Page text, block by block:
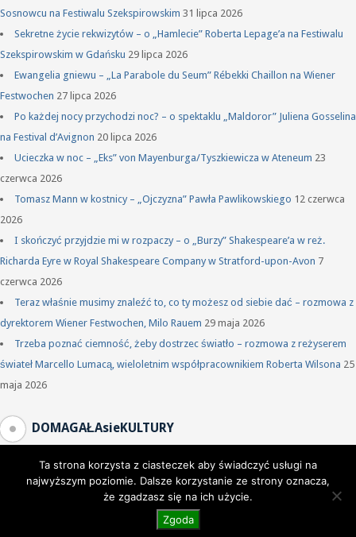
Sosnowcu na Festiwalu Szekspirowskim 31 lipca 2026
Sekretne życie rekwizytów – o „Hamlecie” Roberta Lepage’a na Festiwalu
Szekspirowskim w Gdańsku 29 lipca 2026
Ewangelia gniewu – „La Parabole du Seum” Rébekki Chaillon na Wiener
Festwochen 27 lipca 2026
Po każdej nocy przychodzi noc? – o spektaklu „Maldoror” Juliena Gosselina
na Festival d’Avignon 20 lipca 2026
Ucieczka w noc – „Eks” von Mayenburga/Tyszkiewicza w Ateneum 23
czerwca 2026
Tomasz Mann w kostnicy – „Ojczyzna” Pawła Pawlikowskiego 12 czerwca
2026
I skończyć przyjdzie mi w rozpaczy – o „Burzy” Shakespeare’a w reż.
Richarda Eyre w Royal Shakespeare Company w Stratford-upon-Avon 7
czerwca 2026
Teraz właśnie musimy znaleźć to, co ty możesz od siebie dać – rozmowa z
dyrektorem Wiener Festwochen, Milo Rauem 29 maja 2026
Trzeba poznać ciemność, żeby dostrzec światło – rozmowa z reżyserem
świateł Marcello Lumacą, wieloletnim współpracownikiem Roberta Wilsona 25
maja 2026
DOMAGAŁAsieKULTURY
Ta strona korzysta z ciasteczek aby świadczyć usługi na
najwyższym poziomie. Dalsze korzystanie ze strony oznacza,
że zgadzasz się na ich użycie.
Zgoda